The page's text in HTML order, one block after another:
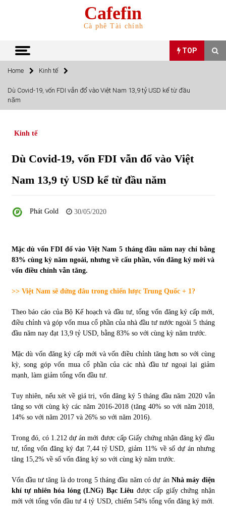
Cafefin
Cà phê Tài chính
TOP
TOP
Top 10 mặt hàng Việt Nam nhập khẩu nhiều nhất tháng
5/2022
5/2022
Tự doanh ngày 3.6.2022: CTCK mua ròng 28,7 tỷ đồng
06/06/2022
Top 10 tỷ phú giàu nhất thế giới – Bảng xếp hạng 2022
Bất ổn từ các cuộc đấu giá đất ở Thanh Hoá
31/05/2022
31/05/2022
Vietcombank và Eximbank
31/05/2022
Chứng khoán ngày 30/5/2022: Top 10 cổ phiếu nổi bật
31/05/2022
Home Kinh tế
Dù Covid-19, vốn FDI vẫn đổ vào Việt Nam 13,9 tỷ USD kể từ đầu
năm
Kinh tế
Dù Covid-19, vốn FDI vẫn đổ vào Việt
Nam 13,9 tỷ USD kể từ đầu năm
Phát Gold 30/05/2020
Mặc dù vốn FDI đổ vào Việt Nam 5 tháng đầu năm nay chỉ bằng
83% cùng kỳ năm ngoái, nhưng về cấu phần, vốn đăng ký mới và
vốn điều chỉnh vẫn tăng.
>> Việt Nam sẽ đứng đâu trong chiến lược Trung Quốc + 1?
Theo báo cáo của Bộ Kế hoạch và đầu tư, tổng vốn đăng ký cấp mới,
điều chỉnh và góp vốn mua cổ phần của nhà đầu tư nước ngoài 5 tháng
đầu năm nay đạt 13,9 tỷ USD, bằng 83% so với cùng kỳ năm trước.
Mặc dù vốn đăng ký cấp mới và vốn điều chỉnh tăng hơn so với cùng
kỳ, song góp vốn mua cổ phần của các nhà đầu tư ngoại lại giảm
mạnh, làm giảm tổng vốn đầu tư.
Tuy nhiên, nếu xét về giá trị, vốn đăng ký 5 tháng đầu năm 2020 vẫn
tăng so với cùng kỳ các năm 2016-2018 (tăng 40% so với năm 2018,
14% so với năm 2017 và 26% so với năm 2016).
Trong đó, có 1.212 dự án mới được cấp Giấy chứng nhận đăng ký đầu
tư, tổng vốn đăng ký đạt 7,44 tỷ USD, giảm 11% về số dự án nhưng
tăng 15,2% về số vốn đăng ký so với cùng kỳ năm trước.
Vốn đầu tư tăng là do trong 5 tháng đầu năm có dự án Nhà máy điện
khí tự nhiên hóa lỏng (LNG) Bạc Liêu được cấp giấy chứng nhận
mới với tổng vốn đầu tư 4 tỷ USD, chiếm 54% tổng vốn đăng ký mới.